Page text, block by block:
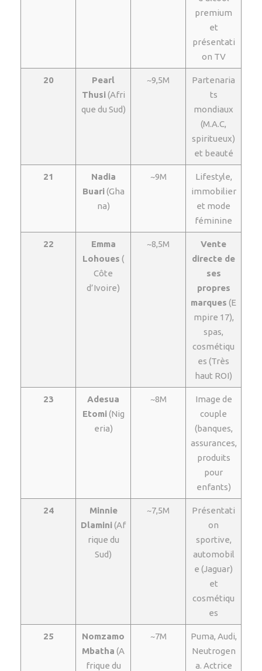
premium
et
présentati
on TV
20
Pearl
Thusi(Afri
que du Sud)
~9,5M
Partenaria
ts
mondiaux
(M.A.C,
spiritueux)
et beauté
21
Nadia
Buari(Gha
na)
~9M
Lifestyle,
immobilier
et mode
féminine
22
Emma
Lohoues (
Côte
d’Ivoire)
~8,5M
Vente
directe de
ses
propres
marques (E
mpire 17),
spas,
cosmétiqu
es (Très
haut ROI)
23
Adesua
Etomi(Nig
eria)
~8M
Image de
couple
(banques,
assurances,
produits
pour
enfants)
24
Minnie
Dlamini(Af
rique du
Sud)
~7,5M
Présentati
on
sportive,
automobil
e (Jaguar)
et
cosmétiqu
es
25
Nomzamo
Mbatha (A
frique du
~7M
Puma, Audi,
Neutrogen
a. Actrice